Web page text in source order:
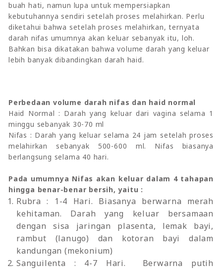
buah hati, namun lupa untuk mempersiapkan
kebutuhannya sendiri setelah proses melahirkan. Perlu
diketahui bahwa setelah proses melahirkan, ternyata
darah nifas umumnya akan keluar sebanyak itu, loh.
Bahkan bisa dikatakan bahwa volume darah yang keluar
lebih banyak dibandingkan darah haid.
Perbedaan volume darah nifas dan haid normal
Haid Normal : Darah yang keluar dari vagina selama 1
minggu sebanyak 30-70 ml
Nifas : Darah yang keluar selama 24 jam setelah proses
melahirkan sebanyak 500-600 ml. Nifas biasanya
berlangsung selama 40 hari.
Pada umumnya Nifas akan keluar dalam 4 tahapan
hingga benar-benar bersih, yaitu :
Rubra : 1-4 Hari. Biasanya berwarna merah
kehitaman. Darah yang keluar bersamaan
dengan sisa jaringan plasenta, lemak bayi,
rambut (lanugo) dan kotoran bayi dalam
kandungan (mekonium)
Sanguilenta : 4-7 Hari. Berwarna putih